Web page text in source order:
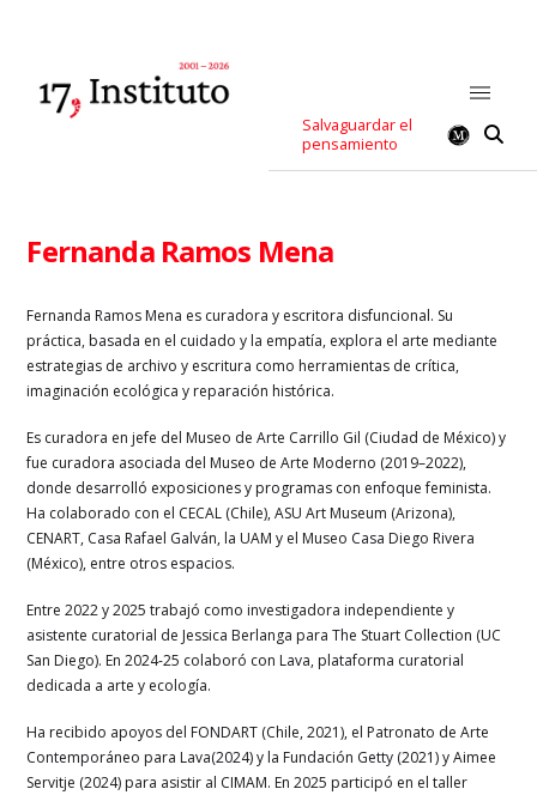
Salvaguardar el
pensamiento
Fernanda Ramos Mena
Fernanda Ramos Mena es curadora y escritora disfuncional. Su
práctica, basada en el cuidado y la empatía, explora el arte mediante
estrategias de archivo y escritura como herramientas de crítica,
imaginación ecológica y reparación histórica.
Es curadora en jefe del Museo de Arte Carrillo Gil (Ciudad de México) y
fue curadora asociada del Museo de Arte Moderno (2019–2022),
donde desarrolló exposiciones y programas con enfoque feminista.
Ha colaborado con el CECAL (Chile), ASU Art Museum (Arizona),
CENART, Casa Rafael Galván, la UAM y el Museo Casa Diego Rivera
(México), entre otros espacios.
Entre 2022 y 2025 trabajó como investigadora independiente y
asistente curatorial de Jessica Berlanga para The Stuart Collection (UC
San Diego). En 2024-25 colaboró con Lava, plataforma curatorial
dedicada a arte y ecología.
Ha recibido apoyos del FONDART (Chile, 2021), el Patronato de Arte
Contemporáneo para Lava(2024) y la Fundación Getty (2021) y Aimee
Servitje (2024) para asistir al CIMAM. En 2025 participó en el taller